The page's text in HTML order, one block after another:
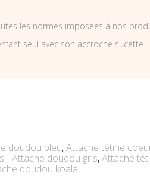
les normes imposées à nos
seul avec son accroche sucette.
doudou bleu,Attache tétine
- Attache doudou gris,Attache
doudou koala